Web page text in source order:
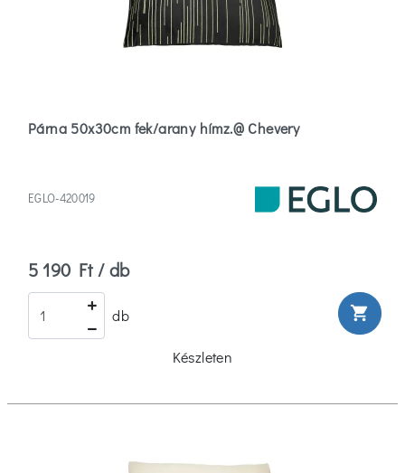
Párna 50x30cm fek/arany hímz.@ Chevery
EGLO-420019
5 190 Ft / db
db shopping_cart
Készleten